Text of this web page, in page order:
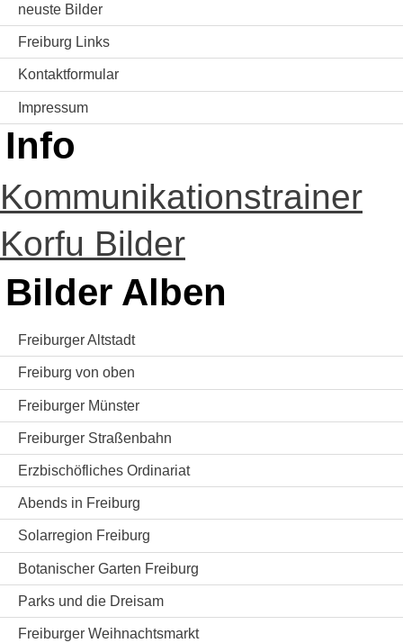
neuste Bilder
Freiburg Links
Kontaktformular
Impressum
Info
Kommunikationstrainer
Korfu Bilder
Bilder Alben
Freiburger Altstadt
Freiburg von oben
Freiburger Münster
Freiburger Straßenbahn
Erzbischöfliches Ordinariat
Abends in Freiburg
Solarregion Freiburg
Botanischer Garten Freiburg
Parks und die Dreisam
Freiburger Weihnachtsmarkt